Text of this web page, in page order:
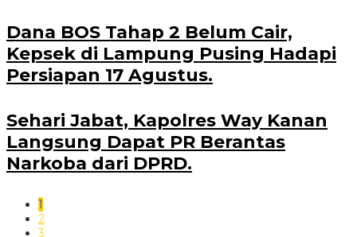
Dana BOS Tahap 2 Belum Cair,
Kepsek di Lampung Pusing Hadapi
Persiapan 17 Agustus.
Sehari Jabat, Kapolres Way Kanan
Langsung Dapat PR Berantas
Narkoba dari DPRD.
1
2
3